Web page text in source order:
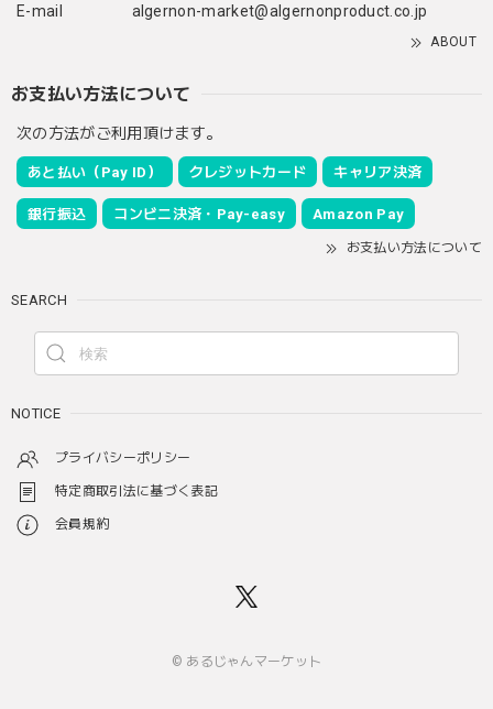
E-mail
algernon-market@algernonproduct.co.jp
ABOUT
お支払い方法について
次の方法がご利用頂けます。
あと払い（Pay ID） クレジットカード キャリア決済
銀行振込 コンビニ決済・Pay-easy Amazon Pay
お支払い方法について
SEARCH
NOTICE
プライバシーポリシー
特定商取引法に基づく表記
会員規約
© あるじゃんマーケット